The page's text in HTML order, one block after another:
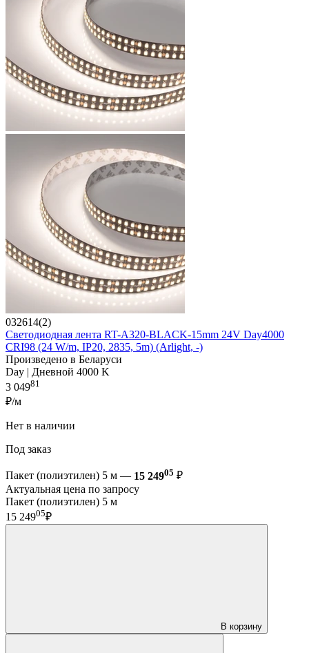
032614(2)
Светодиодная лента RT-A320-BLACK-15mm 24V Day4000
CRI98 (24 W/m, IP20, 2835, 5m) (Arlight, -)
Произведено в Беларуси
Day | Дневной 4000 K
3 04981
₽/м
Нет в наличии
Под заказ
Пакет (полиэтилен) 5 м — 15 24905 ₽
Актуальная цена по запросу
Пакет (полиэтилен) 5 м
15 24905₽
В корзину